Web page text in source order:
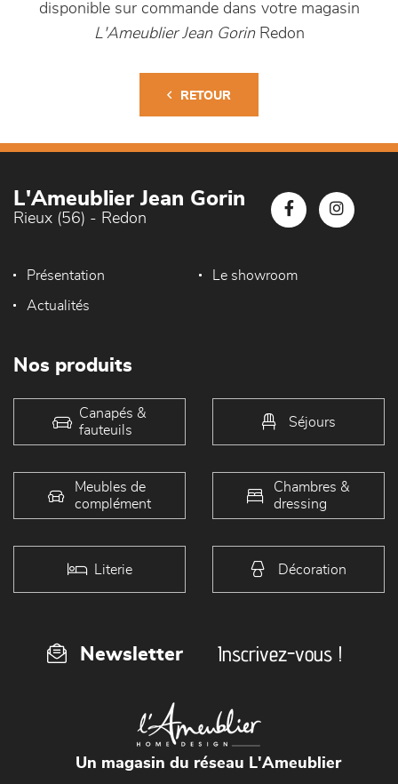
disponible sur commande dans votre magasin
L'Ameublier Jean GorinRedon
RETOUR
L'Ameublier Jean Gorin
Rieux (56) - Redon
Présentation Le showroom
Actualités
Nos produits
Canapés &
fauteuils
Séjours
Meubles de
complément
Chambres &
dressing
Literie Décoration
Newsletter Inscrivez-vous !
Un magasin du réseau L'Ameublier